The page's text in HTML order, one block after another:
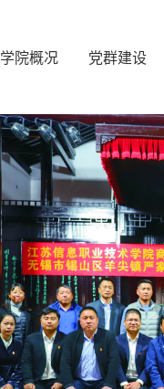
学院概况 党群建设